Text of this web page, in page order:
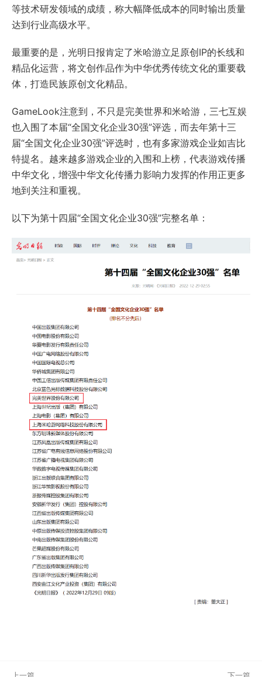
等技术研发领域的成绩，称大幅降低成本的同时输出质量
达到行业高级水平。
最重要的是，光明日报肯定了米哈游立足原创IP的长线和
精品化运营，将文创作品作为中华优秀传统文化的重要载
体，打造民族原创文化精品。
GameLook注意到，不只是完美世界和米哈游，三七互娱
也入围了本届“全国文化企业30强”评选，而去年第十三
届“全国文化企业30强”评选时，也有多家游戏企业如吉比
特提名。越来越多游戏企业的入围和上榜，代表游戏传播
中华文化，增强中华文化传播力影响力发挥的作用正更多
地到关注和重视。
以下为第十四届“全国文化企业30强”完整名单：